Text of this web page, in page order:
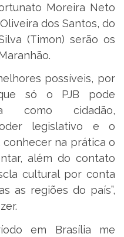
Moreira Neto
dos Santos, do
(Timon) serão os
possíveis, por
só o PJB pode
como cidadão,
legislativo e o
na prática o
além do contato
cultural por conta
as regiões do país”,
em Brasília me